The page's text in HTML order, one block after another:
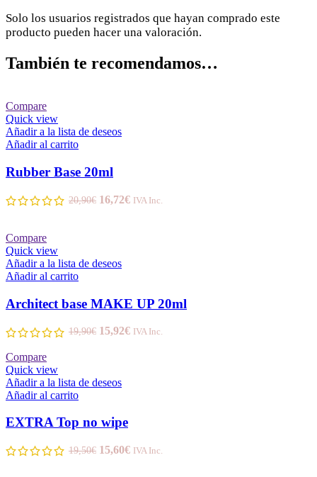
Solo los usuarios registrados que hayan comprado este
producto pueden hacer una valoración.
También te recomendamos…
Compare
Quick view
Añadir a la lista de deseos
Añadir al carrito
Rubber Base 20ml
20,90€ 16,72€ IVA Inc.
Compare
Quick view
Añadir a la lista de deseos
Añadir al carrito
Architect base MAKE UP 20ml
19,90€ 15,92€ IVA Inc.
Compare
Quick view
Añadir a la lista de deseos
Añadir al carrito
EXTRA Top no wipe
19,50€ 15,60€ IVA Inc.